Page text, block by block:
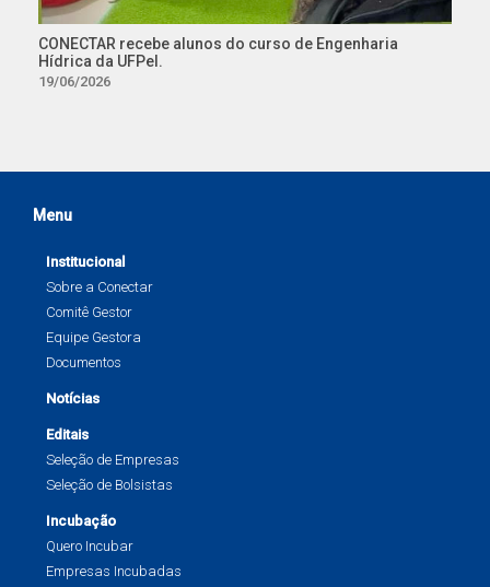
CONECTAR recebe alunos do curso de Engenharia
Hídrica da UFPel.
19/06/2026
Menu
Institucional
Sobre a Conectar
Comitê Gestor
Equipe Gestora
Documentos
Notícias
Editais
Seleção de Empresas
Seleção de Bolsistas
Incubação
Quero Incubar
Empresas Incubadas